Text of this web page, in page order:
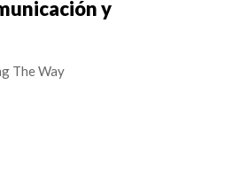
y
The Way